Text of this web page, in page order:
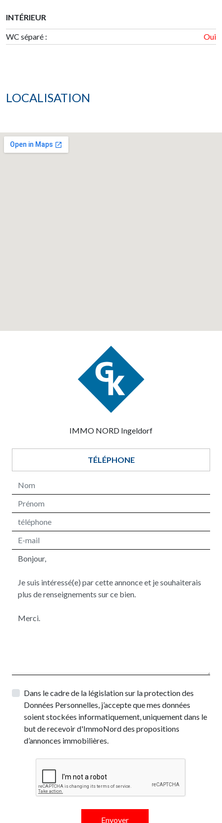
INTÉRIEUR
WC séparé : Oui
LOCALISATION
IMMO NORD Ingeldorf
TÉLÉPHONE
Dans le cadre de la législation sur la protection des
Données Personnelles, j’accepte que mes données
soient stockées informatiquement, uniquement dans le
but de recevoir d'ImmoNord des propositions
d’annonces immobilières.